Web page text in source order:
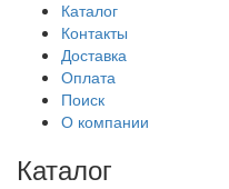
Каталог
Контакты
Доставка
Оплата
Поиск
О компании
Каталог